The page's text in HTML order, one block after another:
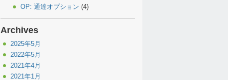
OP: 通達オプション (4)
Archives
2025年5月
2022年5月
2021年4月
2021年1月